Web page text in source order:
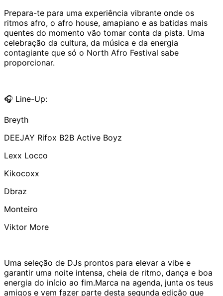
Prepara-te para uma experiência vibrante onde os
ritmos afro, o afro house, amapiano e as batidas mais
quentes do momento vão tomar conta da pista. Uma
celebração da cultura, da música e da energia
contagiante que só o North Afro Festival sabe
proporcionar.
🎧 Line-Up:
Breyth
DEEJAY Rifox B2B Active Boyz
Lexx Locco
Kikocoxx
Dbraz
Monteiro
Viktor More
Uma seleção de DJs prontos para elevar a vibe e
garantir uma noite intensa, cheia de ritmo, dança e boa
energia do início ao fim.Marca na agenda, junta os teus
amigos e vem fazer parte desta segunda edição que